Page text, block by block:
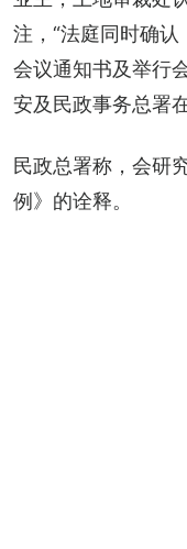
注，“法庭同时确
会议通知书及举行
安及民政事务总署
民政总署称，会研
例》的诠释。